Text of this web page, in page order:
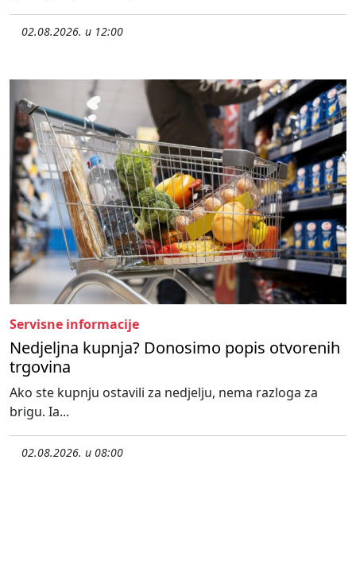
02.08.2026. u 12:00
Servisne informacije
Nedjeljna kupnja? Donosimo popis otvorenih
trgovina
Ako ste kupnju ostavili za nedjelju, nema razloga za
brigu. Ia...
02.08.2026. u 08:00